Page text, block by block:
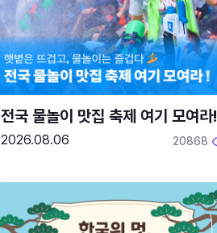
전국 물놀이 맛집 축제 여기 모여라!
2026.08.06 20868